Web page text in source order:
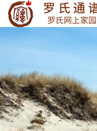
SKIP TO CONTENT